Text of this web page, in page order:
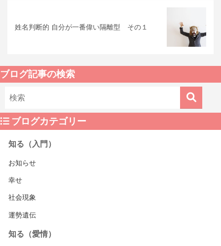
姓名判断的 自分が一番偉い隔離型 その１
ブログ記事の検索
ブログカテゴリー
知る（入門）
お知らせ
幸せ
社会現象
運勢遺伝
知る（愛情）